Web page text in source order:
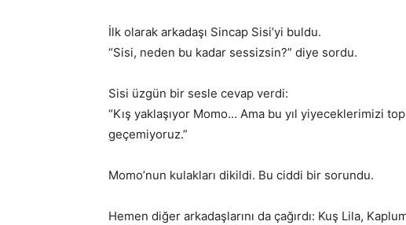
İlk olarak arkadaşı Sincap Sisi’yi buldu.
“Sisi, neden bu kadar sessizsin?” diye sordu.
Sisi üzgün bir sesle cevap verdi:
“Kış yaklaşıyor Momo… Ama bu yıl yiyeceklerimizi
geçemiyoruz.”
Momo’nun kulakları dikildi. Bu ciddi bir sorundu.
Hemen diğer arkadaşlarını da çağırdı: Kuş Lila,